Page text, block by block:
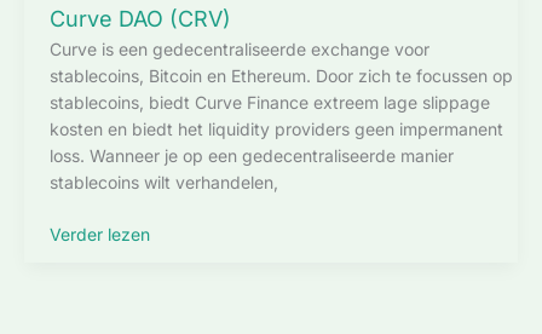
Curve DAO (CRV)
Curve is een gedecentraliseerde exchange voor
stablecoins, Bitcoin en Ethereum. Door zich te focussen op
stablecoins, biedt Curve Finance extreem lage slippage
kosten en biedt het liquidity providers geen impermanent
loss. Wanneer je op een gedecentraliseerde manier
stablecoins wilt verhandelen,
Curve
Verder lezen